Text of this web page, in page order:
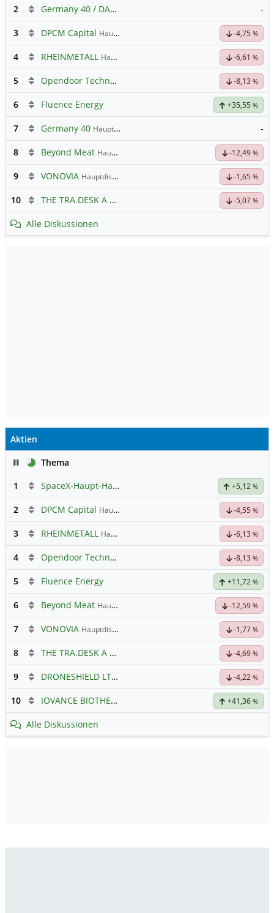
2 Germany 40 / DAX Prognose -
3 DPCM Capital Hauptdiskussion -4,75 %
4 RHEINMETALL Hauptdiskussion -6,61 %
5 Opendoor Technologies -8,13 %
6 Fluence Energy +35,55 %
7 Germany 40 Hauptdiskussion -
8 Beyond Meat Hauptdiskussion -12,49 %
9 VONOVIA Hauptdiskussion -1,65 %
10 THE TRA.DESK A DL-,000001 -5,07 %
Alle Diskussionen
Aktien
PauseThema
1
SpaceX-Haupt-Hauptforum +5,12 %
2 DPCM Capital Hauptdiskussion -4,55 %
3 RHEINMETALL Hauptdiskussion -6,13 %
4 Opendoor Technologies -8,13 %
5 Fluence Energy +11,72 %
6 Beyond Meat Hauptdiskussion -12,59 %
7 VONOVIA Hauptdiskussion -1,77 %
8 THE TRA.DESK A DL-,000001 -4,69 %
9 DRONESHIELD LTD -4,22 %
10 IOVANCE BIOTHERAP.DL-,001 +41,36 %
Alle Diskussionen